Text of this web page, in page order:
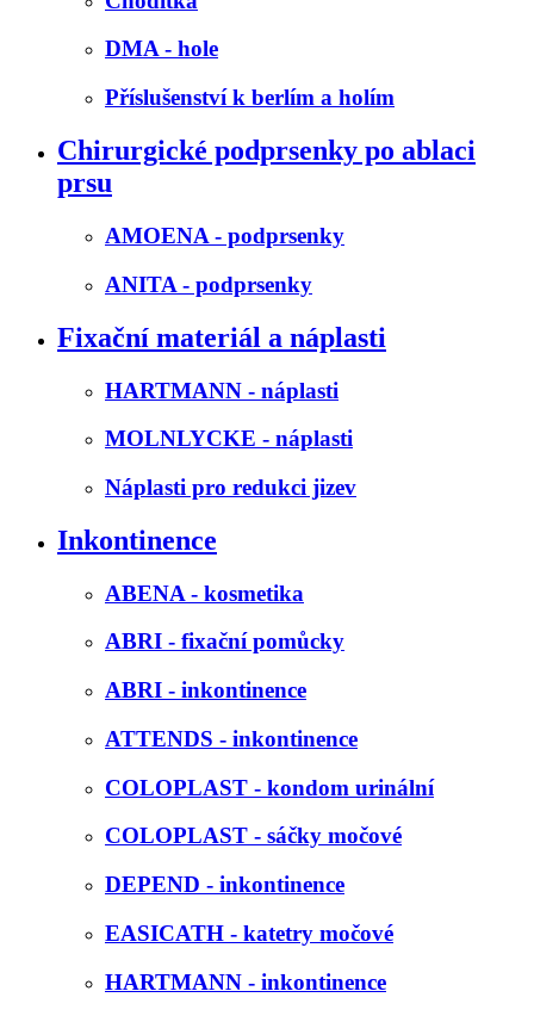
DMA - hole
Příslušenství k berlím a holím
Chirurgické podprsenky po ablaci
prsu
AMOENA - podprsenky
ANITA - podprsenky
Fixační materiál a náplasti
HARTMANN - náplasti
MOLNLYCKE - náplasti
Náplasti pro redukci jizev
Inkontinence
ABENA - kosmetika
ABRI - fixační pomůcky
ABRI - inkontinence
ATTENDS - inkontinence
COLOPLAST - kondom urinální
COLOPLAST - sáčky močové
DEPEND - inkontinence
EASICATH - katetry močové
HARTMANN - inkontinence